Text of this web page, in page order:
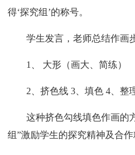
得‘探究组’的称号。
学生发言，老师总结作画
1、 大形（画大、简练）
2、挤色线 3、填色 4、整
这种挤色勾线填色作画的
组”激励学生的探究精神及合作